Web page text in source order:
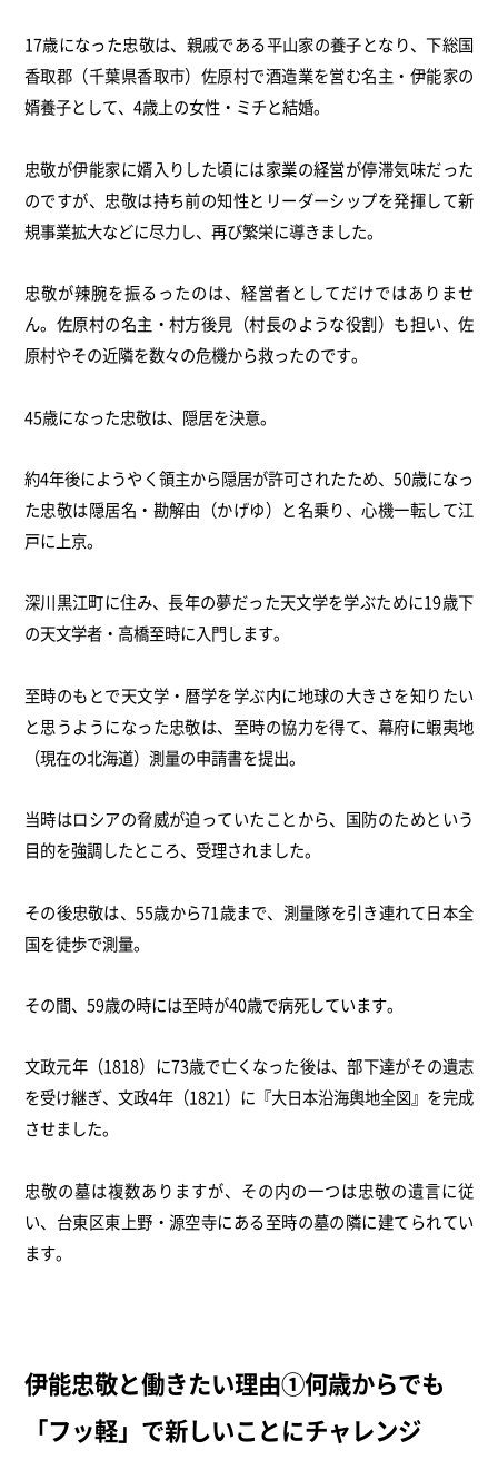
17歳になった忠敬は、親戚である平山家の養子となり、下総国
香取郡（千葉県香取市）佐原村で酒造業を営む名主・伊能家の
婿養子として、4歳上の女性・ミチと結婚。
忠敬が伊能家に婿入りした頃には家業の経営が停滞気味だった
のですが、忠敬は持ち前の知性とリーダーシップを発揮して新
規事業拡大などに尽力し、再び繁栄に導きました。
忠敬が辣腕を振るったのは、経営者としてだけではありませ
ん。佐原村の名主・村方後見（村長のような役割）も担い、佐
原村やその近隣を数々の危機から救ったのです。
45歳になった忠敬は、隠居を決意。
約4年後にようやく領主から隠居が許可されたため、50歳になっ
た忠敬は隠居名・勘解由（かげゆ）と名乗り、心機一転して江
戸に上京。
深川黒江町に住み、長年の夢だった天文学を学ぶために19歳下
の天文学者・高橋至時に入門します。
至時のもとで天文学・暦学を学ぶ内に地球の大きさを知りたい
と思うようになった忠敬は、至時の協力を得て、幕府に蝦夷地
（現在の北海道）測量の申請書を提出。
当時はロシアの脅威が迫っていたことから、国防のためという
目的を強調したところ、受理されました。
その後忠敬は、55歳から71歳まで、測量隊を引き連れて日本全
国を徒歩で測量。
その間、59歳の時には至時が40歳で病死しています。
文政元年（1818）に73歳で亡くなった後は、部下達がその遺志
を受け継ぎ、文政4年（1821）に『大日本沿海輿地全図』を完成
させました。
忠敬の墓は複数ありますが、その内の一つは忠敬の遺言に従
い、台東区東上野・源空寺にある至時の墓の隣に建てられてい
ます。
伊能忠敬と働きたい理由①何歳からでも
「フッ軽」で新しいことにチャレンジ